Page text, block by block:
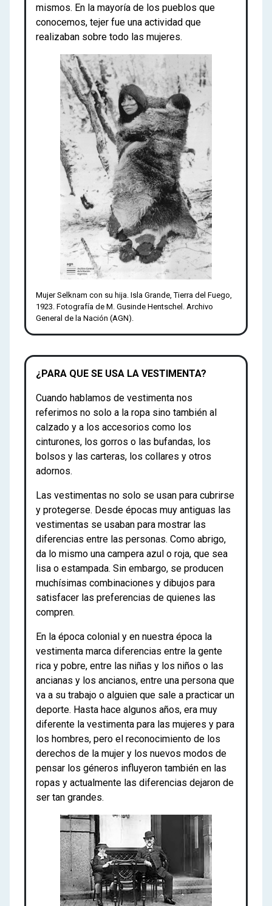
mismos. En la mayoría de los pueblos que
conocemos, tejer fue una actividad que
realizaban sobre todo las mujeres.
Mujer Selknam con su hija. Isla Grande, Tierra del Fuego,
1923. Fotografía de M. Gusinde Hentschel. Archivo
General de la Nación (AGN).
¿PARA QUE SE USA LA VESTIMENTA?
Cuando hablamos de vestimenta nos
referimos no solo a la ropa sino también al
calzado y a los accesorios como los
cinturones, los gorros o las bufandas, los
bolsos y las carteras, los collares y otros
adornos.
Las vestimentas no solo se usan para cubrirse
y protegerse. Desde épocas muy antiguas las
vestimentas se usaban para mostrar las
diferencias entre las personas. Como abrigo,
da lo mismo una campera azul o roja, que sea
lisa o estampada. Sin embargo, se producen
muchísimas combinaciones y dibujos para
satisfacer las preferencias de quienes las
compren.
En la época colonial y en nuestra época la
vestimenta marca diferencias entre la gente
rica y pobre, entre las niñas y los niños o las
ancianas y los ancianos, entre una persona que
va a su trabajo o alguien que sale a practicar un
deporte. Hasta hace algunos años, era muy
diferente la vestimenta para las mujeres y para
los hombres, pero el reconocimiento de los
derechos de la mujer y los nuevos modos de
pensar los géneros influyeron también en las
ropas y actualmente las diferencias dejaron de
ser tan grandes.